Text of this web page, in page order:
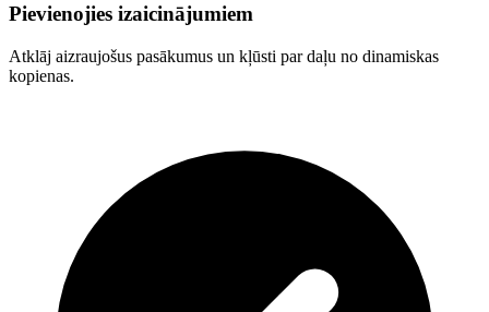
Pievienojies izaicinājumiem
Atklāj aizraujošus pasākumus un kļūsti par daļu no dinamiskas
kopienas.